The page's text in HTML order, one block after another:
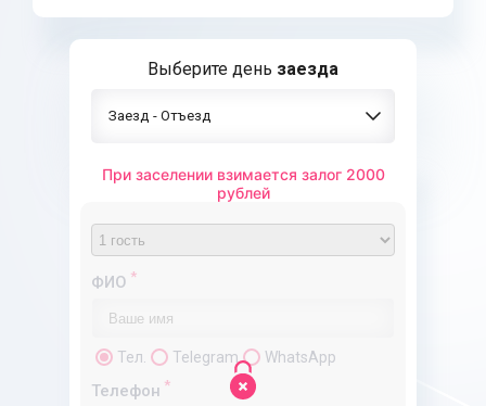
Выберите день заезда
Заезд - Отъезд
При заселении взимается залог 2000
рублей
Предоплата Полная оплата
ФИО *
Тел. Telegram WhatsApp
Телефон *